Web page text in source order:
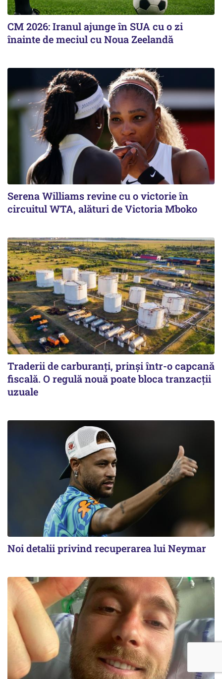
CM 2026: Iranul ajunge în SUA cu o zi
înainte de meciul cu Noua Zeelandă
Serena Williams revine cu o victorie în
circuitul WTA, alături de Victoria Mboko
Traderii de carburanți, prinși într-o capcană
fiscală. O regulă nouă poate bloca tranzacții
uzuale
Noi detalii privind recuperarea lui Neymar